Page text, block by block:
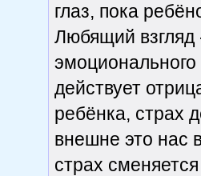
глаз, пока
Любящий взгляд
действует
ребёнка, страх
внешне это нас
страх